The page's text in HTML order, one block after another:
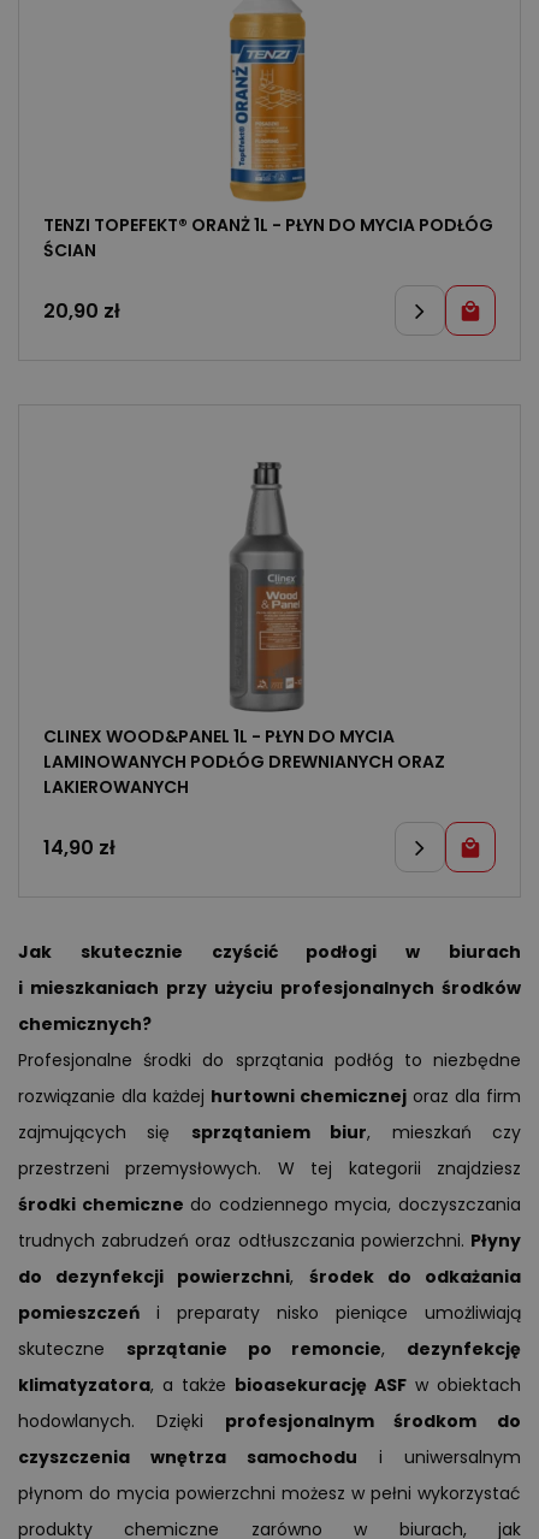
TENZI TOPEFEKT® ORANŻ 1L - PŁYN DO MYCIA PODŁÓG
ŚCIAN
20,90 zł
CLINEX WOOD&PANEL 1L - PŁYN DO MYCIA
LAMINOWANYCH PODŁÓG DREWNIANYCH ORAZ
LAKIEROWANYCH
14,90 zł
Jak skutecznie czyścić podłogi w biurach
i mieszkaniach przy użyciu profesjonalnych środków
chemicznych?
Profesjonalne środki do sprzątania podłóg to niezbędne
rozwiązanie dla każdej hurtowni chemicznej oraz dla firm
zajmujących się sprzątaniem biur, mieszkań czy
przestrzeni przemysłowych. W tej kategorii znajdziesz
środki chemiczne do codziennego mycia, doczyszczania
trudnych zabrudzeń oraz odtłuszczania powierzchni. Płyny
do dezynfekcji powierzchni, środek do odkażania
pomieszczeń i preparaty nisko pieniące umożliwiają
skuteczne sprzątanie po remoncie, dezynfekcję
klimatyzatora, a także bioasekurację ASF w obiektach
hodowlanych. Dzięki profesjonalnym środkom do
czyszczenia wnętrza samochodu i uniwersalnym
płynom do mycia powierzchni możesz w pełni wykorzystać
produkty chemiczne zarówno w biurach, jak